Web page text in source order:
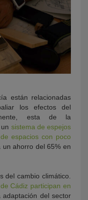
están relacionadas
los efectos del
esta de la
sistema de espejos
espacios con poco
un ahorro del 65% en
del cambio climático.
Cádiz participan en
adaptación del sector